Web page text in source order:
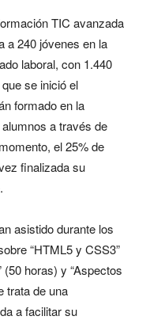
TIC avanzada
a 240 jóvenes en la
laboral, con 1.440
se inició el
formado en la
a través de
el 25% de
finalizada su
asistido durante los
“HTML5 y CSS3”
horas) y “Aspectos
trata de una
a facilitar su